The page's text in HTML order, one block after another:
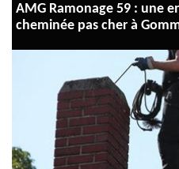
AMG Ramonage 59 : une
cheminée pas cher à